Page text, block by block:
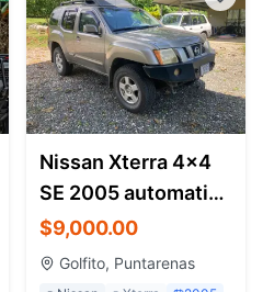
Nissan Xterra 4x4
SE 2005 automatic -
leather interior
$9,000.00
Golfito, Puntarenas